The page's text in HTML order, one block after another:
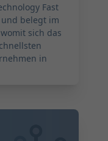
Fast
belegt im
sich das
in